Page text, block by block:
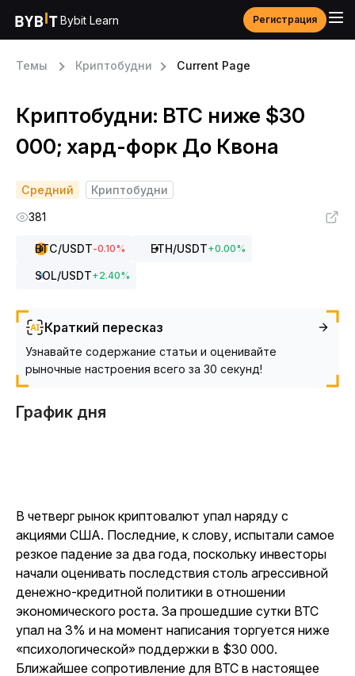
Bybit Learn Регистрация
Темы Криптобудни Current Page
Криптобудни: BTC ниже $30
000; хард-форк До Квона
Средний
Криптобудни
381
BTC/USDT-0.10% ETH/USDT+0.00%
SOL/USDT+2.40%
Краткий пересказ
Узнавайте содержание статьи и оценивайте
рыночные настроения всего за 30 секунд!
График дня
В четверг рынок криптовалют упал наряду с
акциями США. Последние, к слову, испытали самое
резкое падение за два года, поскольку инвесторы
начали оценивать последствия столь агрессивной
денежно-кредитной политики в отношении
экономического роста. За прошедшие сутки BTC
упал на 3% и на момент написания торгуется ниже
«психологической» поддержки в $30 000.
Ближайшее сопротивление для BTC в настоящее